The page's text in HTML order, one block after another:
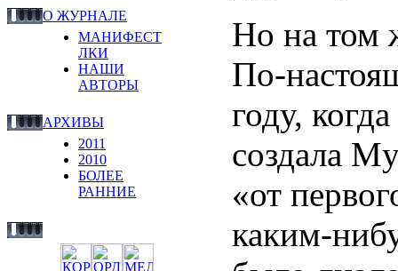
О ЖУРНАЛЕ
МАНИФЕСТ
ЛКИ
НАШИ
АВТОРЫ
АРХИВЫ
2011
2010
БОЛЕЕ
РАННИЕ
Но на том
По-
году,
создала
«от
каким-